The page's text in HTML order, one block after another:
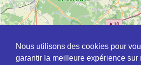
Nous utilisons des cookies pour
garantir la meilleure expérience sur